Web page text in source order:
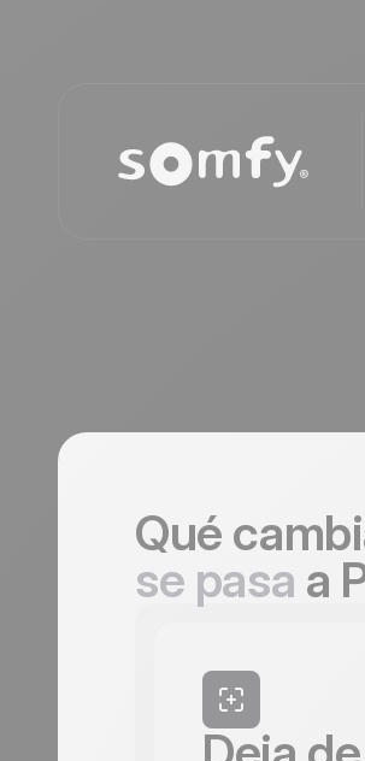
Qué
se pasa a